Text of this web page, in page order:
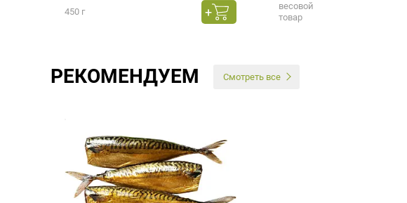
450 г
весовой
товар
РЕКОМЕНДУЕМ Смотреть все